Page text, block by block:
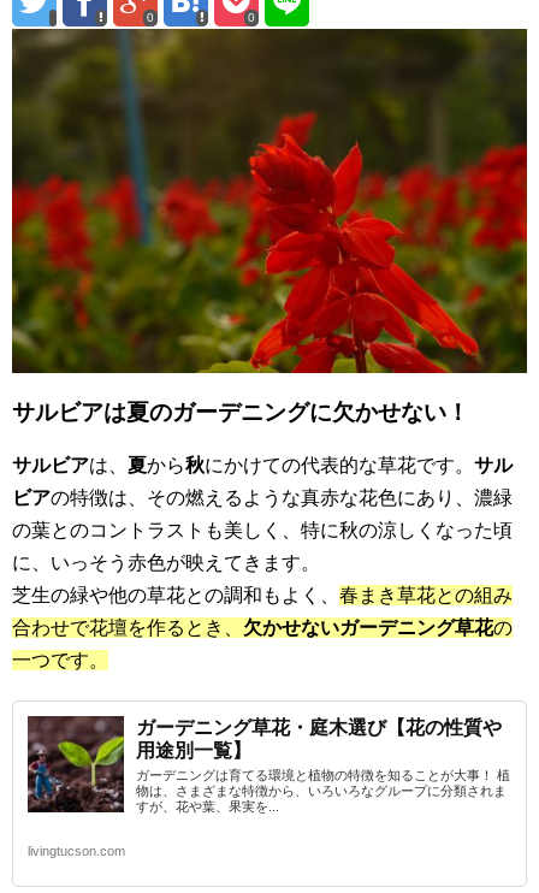
0 0
サルビアは夏のガーデニングに欠かせない！
サルビアは、 夏から秋にかけての代表的な草花です。 サル
ビアの特徴は、その燃えるような真赤な花色にあり、濃緑
の葉とのコントラストも美しく、特に秋の涼しくなった頃
に、いっそう赤色が映えてきます。
芝生の緑や他の草花との調和もよく、 春まき草花との組み
合わせで花壇を作るとき、 欠かせないガーデニング草花の
一つです。
ガーデニング草花・庭木選び【花の性質や
用途別一覧】
ガーデニングは育てる環境と植物の特徴を知ることが大事！ 植
物は、さまざまな特徴から、いろいろなグループに分類されま
すが、花や葉、果実を...
livingtucson.com